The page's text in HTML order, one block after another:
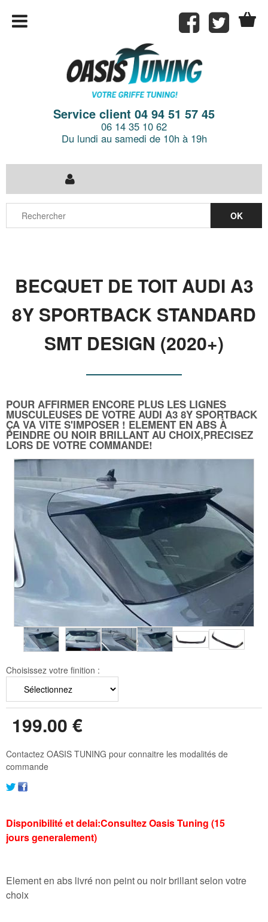
Service client 04 94 51 57 45
06 14 35 10 62
Du lundi au samedi de 10h à 19h
BECQUET DE TOIT AUDI A3
8Y SPORTBACK STANDARD
SMT DESIGN (2020+)
POUR AFFIRMER ENCORE PLUS LES LIGNES
MUSCULEUSES DE VOTRE AUDI A3 8Y SPORTBACK
ÇA VA VITE S'IMPOSER ! ELEMENT EN ABS À
PEINDRE OU NOIR BRILLANT AU CHOIX,PRECISEZ
LORS DE VOTRE COMMANDE!
Choisissez votre finition :
199.00 €
Contactez OASIS TUNING pour connaitre les modalités de
commande
Disponibilité et delai:Consultez Oasis Tuning (15
jours generalement)
Element en abs livré non peint ou noir brillant selon votre
choix